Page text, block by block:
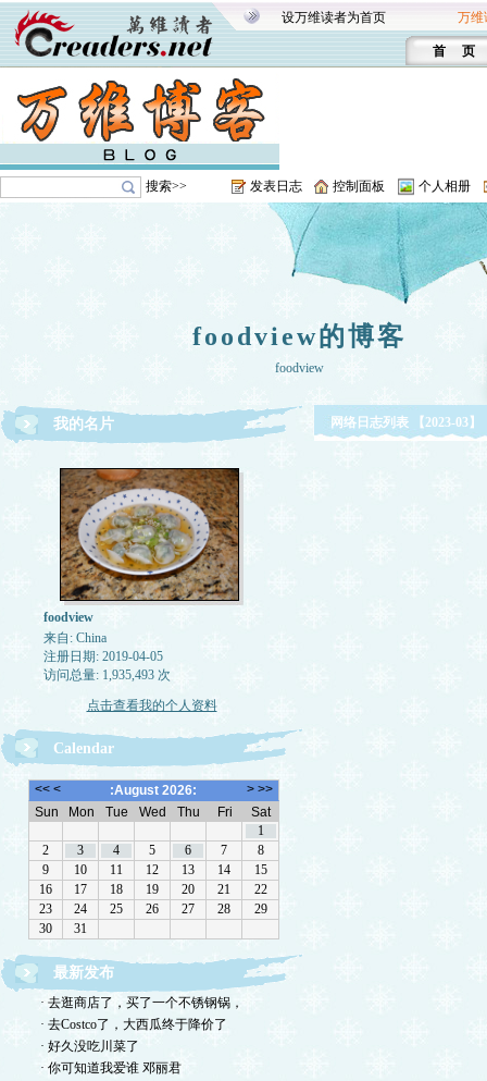
设万维读者为首页 万维
首 页
搜索>> 发表日志 控制面板 个人相册
foodview的博客
foodview
我的名片
foodview
来自: China
注册日期: 2019-04-05
访问总量: 1,935,493 次
点击查看我的个人资料
Calendar
最新发布
· 去逛商店了，买了一个不锈钢锅，
· 去Costco了，大西瓜终于降价了
· 好久没吃川菜了
· 你可知道我爱谁 邓丽君
网络日志列表 【2023-03】